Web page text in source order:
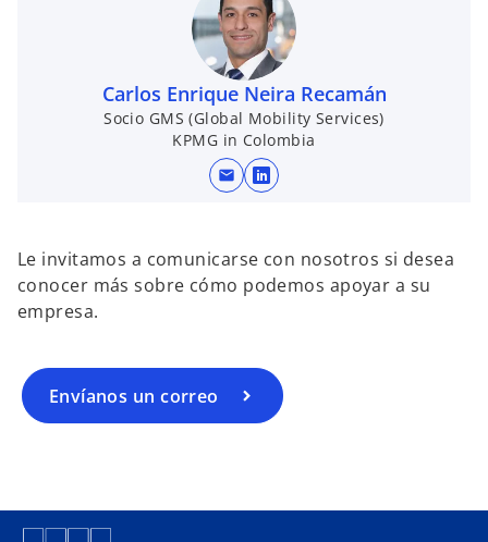
Carlos Enrique Neira Recamán
Socio GMS (Global Mobility Services)
KPMG in Colombia
mail
s
b
r
n
n
Le invitamos a comunicarse con nosotros si desea
conocer más sobre cómo podemos apoyar a su
empresa.
Envíanos un correo